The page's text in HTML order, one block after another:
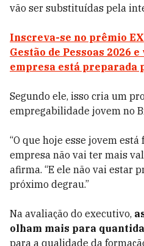
vão ser substituídas pela
Inscreva-se no prêmio
Gestão de Pessoas 2026
empresa está preparada
Segundo ele, isso cria um
empregabilidade jovem no
“O que hoje esse jovem
empresa não vai ter mais
afirma. “E ele não vai estar
próximo degrau.”
Na avaliação do executivo,
olham mais para
para a qualidade da